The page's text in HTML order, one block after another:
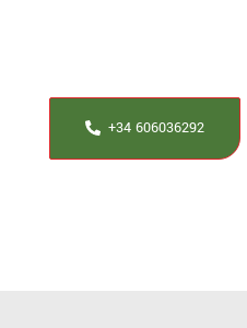
+34 606036292